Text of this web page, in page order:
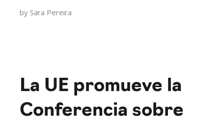
by Sara Pereira
La UE promueve la
Conferencia sobre